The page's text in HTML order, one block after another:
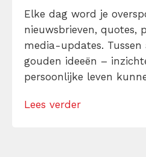
Elke dag word je
nieuwsbrieven, quotes,
media-updates.
gouden ideeën –
persoonlijke leven
in de chaos van je
Lees verder